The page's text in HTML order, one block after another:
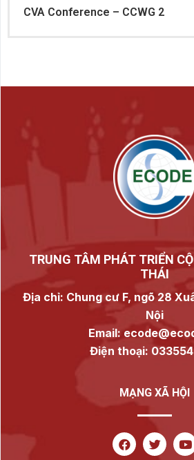
CVA Conference – CCWG 2
TRUNG TÂM PHÁT TRIỂN
THÁI
Địa chỉ: Chung cư F, ngõ 28
Nội
Email:
Điện thoại:
MẠNG XÃ HỘI